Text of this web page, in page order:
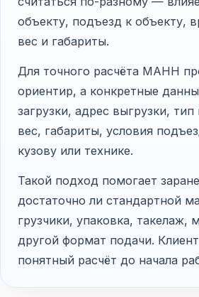
объекту, подъезд к объекту,
вес и габариты.
Для точного расчёта МАНН
ориентир, а конкретные
загрузки, адрес выгрузки,
вес, габариты, условия
кузову или технике.
Такой подход помогает
достаточно ли стандартной
грузчики, упаковка, такелаж,
другой формат подачи.
понятный расчёт до начала